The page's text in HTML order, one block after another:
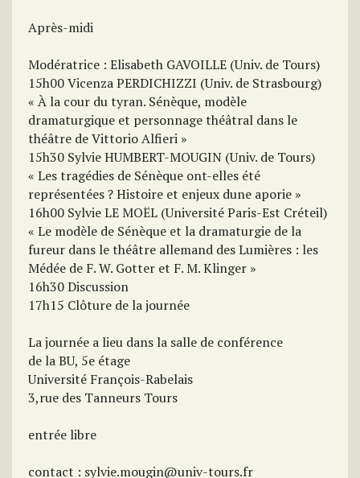
Après-midi
Modératrice : Elisabeth GAVOILLE (Univ. de Tours)
15h00 Vicenza PERDICHIZZI (Univ. de Strasbourg)
« À la cour du tyran. Sénèque, modèle
dramaturgique et personnage théâtral dans le
théâtre de Vittorio Alfieri »
15h30 Sylvie HUMBERT-MOUGIN (Univ. de Tours)
« Les tragédies de Sénèque ont-elles été
représentées ? Histoire et enjeux dune aporie »
16h00 Sylvie LE MOËL (Université Paris-Est Créteil)
« Le modèle de Sénèque et la dramaturgie de la
fureur dans le théâtre allemand des Lumières : les
Médée de F. W. Gotter et F. M. Klinger »
16h30 Discussion
17h15 Clôture de la journée
La journée a lieu dans la salle de conférence
de la BU, 5e étage
Université François-Rabelais
3,rue des Tanneurs Tours
entrée libre
contact : sylvie.mougin@univ-tours.fr